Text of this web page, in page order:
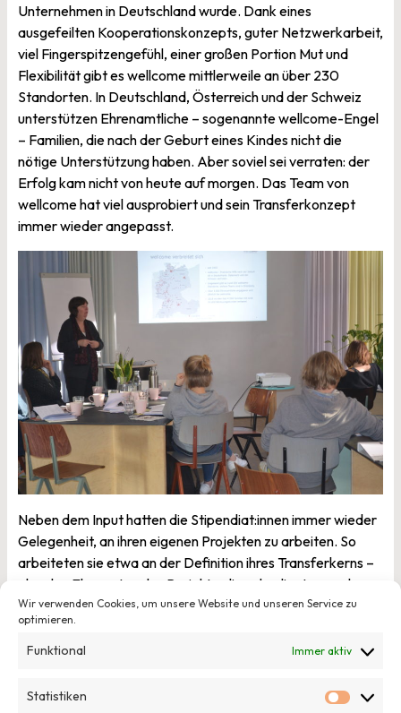
Wir verwenden Cookies, um unsere Website und unseren Service zu
optimieren.
Funktional Immer aktiv
Statistiken
Unternehmen in Deutschland wurde. Dank eines
ausgefeilten Kooperationskonzepts, guter Netzwerkarbeit,
viel Fingerspitzengefühl, einer großen Portion Mut und
Flexibilität gibt es wellcome mittlerweile an über 230
Standorten. In Deutschland, Österreich und der Schweiz
unterstützen Ehrenamtliche – sogenannte wellcome-Engel
– Familien, die nach der Geburt eines Kindes nicht die
nötige Unterstützung haben. Aber soviel sei verraten: der
Erfolg kam nicht von heute auf morgen. Das Team von
wellcome hat viel ausprobiert und sein Transferkonzept
immer wieder angepasst.
Neben dem Input hatten die Stipendiat:innen immer wieder
Gelegenheit, an ihren eigenen Projekten zu arbeiten. So
arbeiteten sie etwa an der Definition ihres Transferkerns –
also den Elementen des Projekts, die unbedingt an andere
Standorten übertragen werden müssen. Dies ist eine
wichtige Grundlage für die weitere Entwicklung eines
Transfermodells.
nicht nur während der Pausen, sondern auch beim